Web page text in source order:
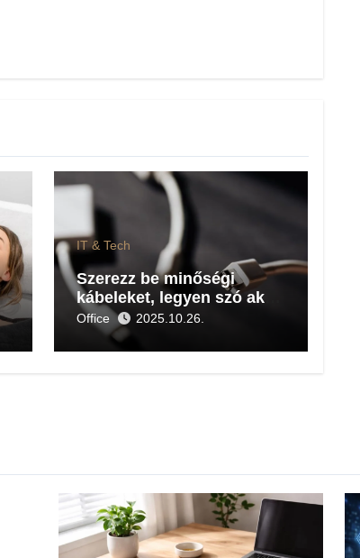
IT & Tech
Szerezz be minőségi
kábeleket, legyen szó akár
USB-ről akár HDMI
kábelről
Office 2025.10.26.